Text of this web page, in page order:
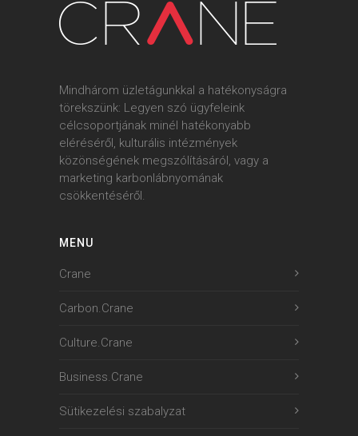
Mindhárom üzletágunkkal a hatékonyságra
törekszünk: Legyen szó ügyfeleink
célcsoportjának minél hatékonyabb
eléréséről, kulturális intézmények
közönségének megszólításáról, vagy a
marketing karbonlábnyomának
csökkentéséről.
MENU
Crane
Carbon.Crane
Culture.Crane
Business.Crane
Sütikezelési szabalyzat